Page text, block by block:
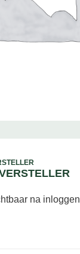
na inloggen